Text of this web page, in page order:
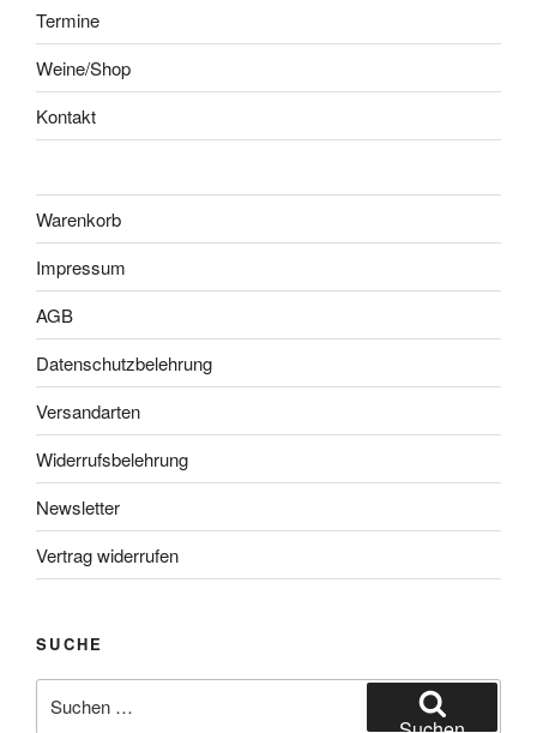
Termine
Weine/Shop
Kontakt
Warenkorb
Impressum
AGB
Datenschutzbelehrung
Versandarten
Widerrufsbelehrung
Newsletter
Vertrag widerrufen
SUCHE
nach: